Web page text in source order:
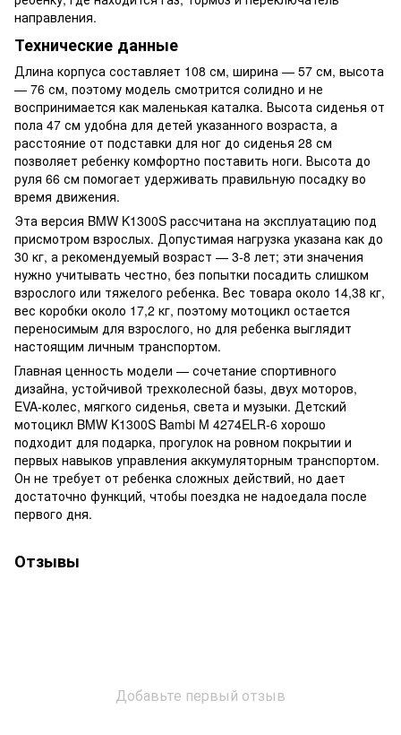
направления.
Технические данные
Длина корпуса составляет 108 см, ширина — 57 см, высота
— 76 см, поэтому модель смотрится солидно и не
воспринимается как маленькая каталка. Высота сиденья от
пола 47 см удобна для детей указанного возраста, а
расстояние от подставки для ног до сиденья 28 см
позволяет ребенку комфортно поставить ноги. Высота до
руля 66 см помогает удерживать правильную посадку во
время движения.
Эта версия BMW K1300S рассчитана на эксплуатацию под
присмотром взрослых. Допустимая нагрузка указана как до
30 кг, а рекомендуемый возраст — 3-8 лет; эти значения
нужно учитывать честно, без попытки посадить слишком
взрослого или тяжелого ребенка. Вес товара около 14,38 кг,
вес коробки около 17,2 кг, поэтому мотоцикл остается
переносимым для взрослого, но для ребенка выглядит
настоящим личным транспортом.
Главная ценность модели — сочетание спортивного
дизайна, устойчивой трехколесной базы, двух моторов,
EVA-колес, мягкого сиденья, света и музыки. Детский
мотоцикл BMW K1300S Bambi M 4274ELR-6 хорошо
подходит для подарка, прогулок на ровном покрытии и
первых навыков управления аккумуляторным транспортом.
Он не требует от ребенка сложных действий, но дает
достаточно функций, чтобы поездка не надоедала после
первого дня.
Отзывы
Добавьте первый отзыв